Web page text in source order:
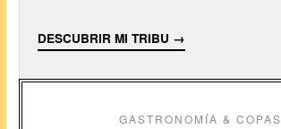
DESCUBRIR MI TRIBU →
GASTRONOMÍA & COPAS